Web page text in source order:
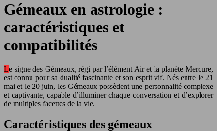
Gémeaux en astrologie :
caractéristiques et
compatibilités
Le signe des Gémeaux, régi par l’élément Air et la planète Mercure,
est connu pour sa dualité fascinante et son esprit vif. Nés entre le 21
mai et le 20 juin, les Gémeaux possèdent une personnalité complexe
et captivante, capable d’illuminer chaque conversation et d’explorer
de multiples facettes de la vie.
Caractéristiques des gémeaux